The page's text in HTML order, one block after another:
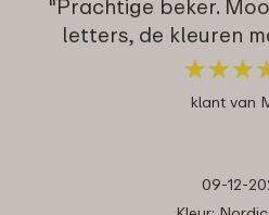
"Prachtige beker.
letters, de kleuren
★★★
★★★
klant van
09-12-